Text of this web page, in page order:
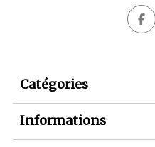

Catégories
Informations